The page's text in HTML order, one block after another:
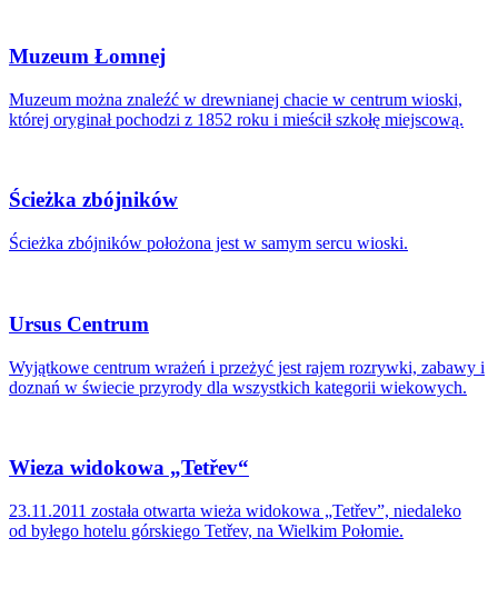
Muzeum Łomnej
Muzeum można znaleźć w drewnianej chacie w centrum wioski,
której oryginał pochodzi z 1852 roku i mieścił szkołę miejscową.
Ścieżka zbójników
Ścieżka zbójników położona jest w samym sercu wioski.
Ursus Centrum
Wyjątkowe centrum wrażeń i przeżyć jest rajem rozrywki, zabawy i
doznań w świecie przyrody dla wszystkich kategorii wiekowych.
Wieza widokowa „Tetřev“
23.11.2011 została otwarta wieża widokowa „Tetřev”, niedaleko
od byłego hotelu górskiego Tetřev, na Wielkim Połomie.